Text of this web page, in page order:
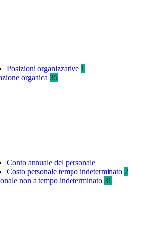
Posizioni organizzative 1
organica 35
Conto annuale del personale
Costo personale tempo indeterminato 2
non a tempo indeterminato 31